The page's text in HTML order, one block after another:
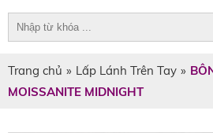
Trang chủ » Lấp Lánh Trên Tay »
MOISSANITE MIDNIGHT